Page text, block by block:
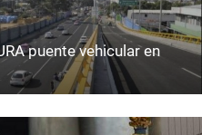
puente vehicular en